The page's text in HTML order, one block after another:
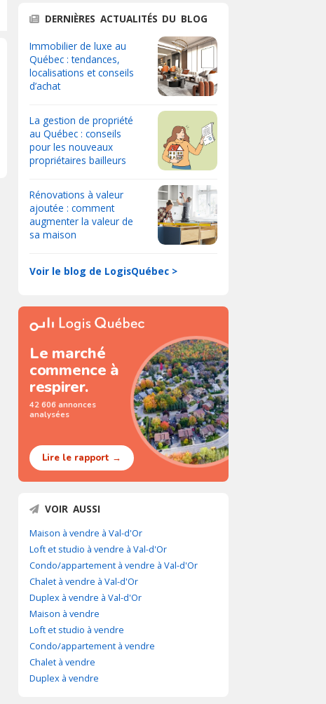
DERNIÈRES ACTUALITÉS DU BLOG
Immobilier de luxe au
Québec : tendances,
localisations et conseils
d’achat
La gestion de propriété
au Québec : conseils
pour les nouveaux
propriétaires bailleurs
Rénovations à valeur
ajoutée : comment
augmenter la valeur de
sa maison
Voir le blog de LogisQuébec >
Le marché
commence à
respirer.
42 606 annonces
analysées
Lire le rapport →
VOIR AUSSI
Maison à vendre à Val-d'Or
Loft et studio à vendre à Val-d'Or
Condo/appartement à vendre à Val-d'Or
Chalet à vendre à Val-d'Or
Duplex à vendre à Val-d'Or
Maison à vendre
Loft et studio à vendre
Condo/appartement à vendre
Chalet à vendre
Duplex à vendre